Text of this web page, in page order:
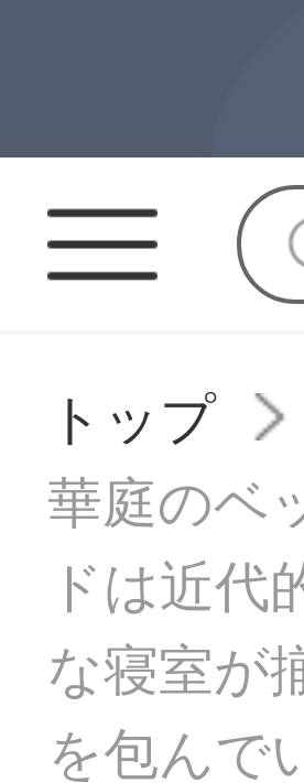
トップ
華庭のベ
ドは近
な寝室が
を包んで